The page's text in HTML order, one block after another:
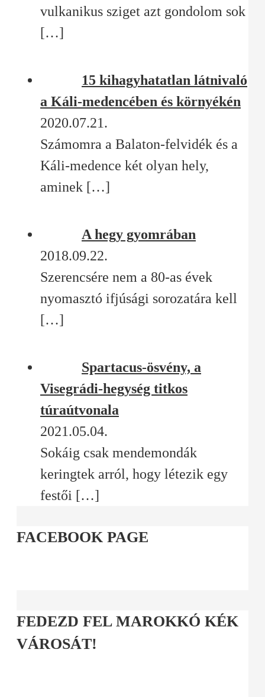
vulkanikus sziget azt gondolom sok
[…]
15 kihagyhatatlan látnivaló
a Káli-medencében és környékén
2020.07.21.
Számomra a Balaton-felvidék és a
Káli-medence két olyan hely,
aminek […]
A hegy gyomrában
2018.09.22.
Szerencsére nem a 80-as évek
nyomasztó ifjúsági sorozatára kell
[…]
Spartacus-ösvény, a
Visegrádi-hegység titkos
túraútvonala
2021.05.04.
Sokáig csak mendemondák
keringtek arról, hogy létezik egy
festői […]
FACEBOOK PAGE
FEDEZD FEL MAROKKÓ KÉK
VÁROSÁT!